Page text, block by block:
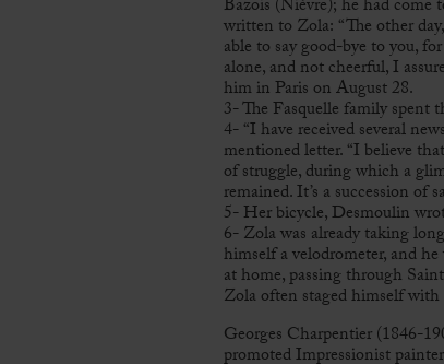
Bazois (Nièvre); he had come
written to Zola: “The other
able to say good-bye to you,
alone, and not cheerful, I
him in Paris on August 28.
3- The Fasquelle family
4- “I have received several
mentioned letter. “I believe
of struggle, during which a
remained. It’s a succession of
5- Her bicycle, Desmoulin
6- Zola was already taking
himself a velodrometer, and
at home, passing through
Zola often staged himself
Georges Charpentier (1846-
promoted Impressionist